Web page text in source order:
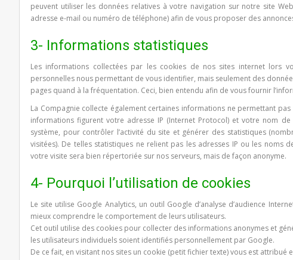
peuvent utiliser les données relatives à votre navigation sur notre site
adresse e-mail ou numéro de téléphone) afin de vous proposer des
3- Informations statistiques
Les informations collectées par les cookies de nos sites internet lors
personnelles nous permettant de vous identifier, mais seulement des
pages quand à la fréquentation. Ceci, bien entendu afin de vous fournir
La Compagnie collecte également certaines informations ne permettant
informations figurent votre adresse IP (Internet Protocol) et votre nom
système, pour contrôler l’activité du site et générer des statistiques
visitées). De telles statistiques ne relient pas les adresses IP ou les noms
votre visite sera bien répertoriée sur nos serveurs, mais de façon anonyme.
4- Pourquoi l’utilisation de cookies
Le site utilise Google Analytics, un outil Google d’analyse d’audience
mieux comprendre le comportement de leurs utilisateurs.
Cet outil utilise des cookies pour collecter des informations anonymes et
les utilisateurs individuels soient identifiés personnellement par Google.
De ce fait, en visitant nos sites un cookie (petit fichier texte) vous est